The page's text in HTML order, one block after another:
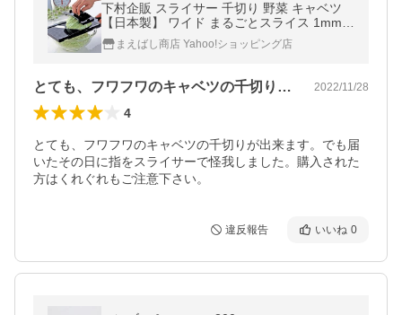
下村企販 スライサー 千切り 野菜 キャベツ
【日本製】 ワイド まるごとスライス 1mm幅
35950 とんかつ屋さん 燕三条
まえばし商店 Yahoo!ショッピング店
とても、フワフワのキャベツの千切りが出… 2022/11/28
4
とても、フワフワのキャベツの千切りが出来ます。でも届
いたその日に指をスライサーで怪我しました。購入された
方はくれぐれもご注意下さい。
違反報告 いいね 0